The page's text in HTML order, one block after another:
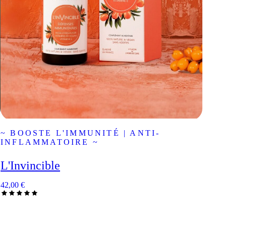
~ BOOSTE L'IMMUNITÉ | ANTI-
INFLAMMATOIRE ~
L'Invincible
42,00 €